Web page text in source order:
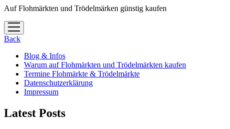
Auf Flohmärkten und Trödelmärken günstig kaufen
Menü
öffnen
Back
Blog & Infos
Warum auf Flohmärkten und Trödelmärkten kaufen
Termine Flohmärkte & Trödelmärkte
Datenschutzerklärung
Impressum
Latest Posts